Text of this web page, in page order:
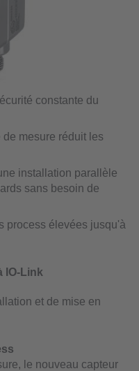
constante du
de mesure réduit les
installation parallèle
sans besoin de
process élevées jusqu'à
IO-Link
et de mise en
le nouveau capteur